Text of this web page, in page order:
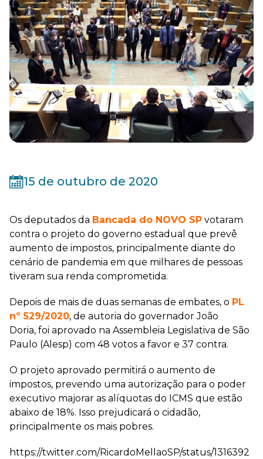
15 de outubro de 2020
Os deputados da Bancada do NOVO SP votaram
contra o projeto do governo estadual que prevê
aumento de impostos, principalmente diante do
cenário de pandemia em que milhares de pessoas
tiveram sua renda comprometida.
Depois de mais de duas semanas de embates, o PL
nº 529/2020, de autoria do governador João
Doria, foi aprovado na Assembleia Legislativa de São
Paulo (Alesp) com 48 votos a favor e 37 contra.
O projeto aprovado permitirá o aumento de
impostos, prevendo uma autorização para o poder
executivo majorar as alíquotas do ICMS que estão
abaixo de 18%. Isso prejudicará o cidadão,
principalmente os mais pobres.
https://twitter.com/RicardoMellaoSP/status/1316392